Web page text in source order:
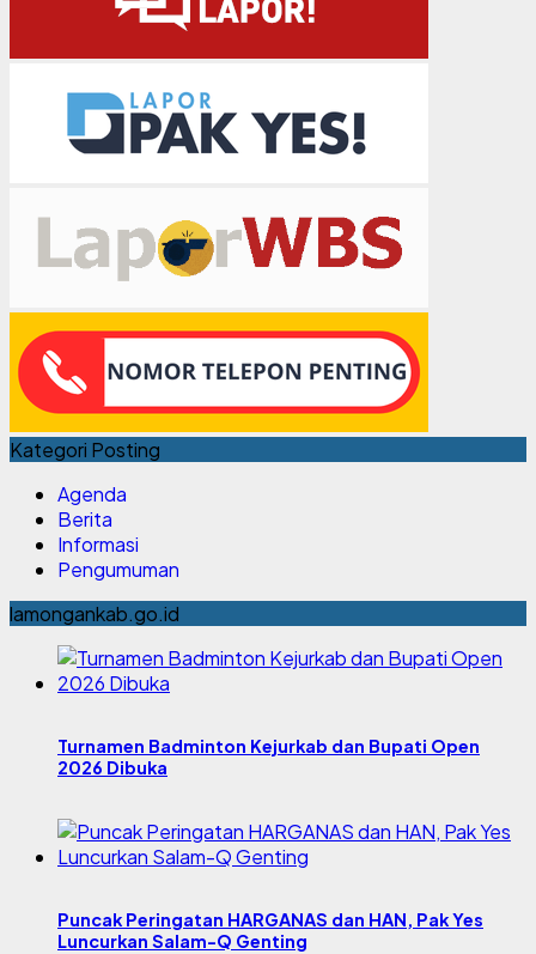
Kategori Posting
Agenda
Berita
Informasi
Pengumuman
lamongankab.go.id
Turnamen Badminton Kejurkab dan Bupati Open
2026 Dibuka
Puncak Peringatan HARGANAS dan HAN, Pak Yes
Luncurkan Salam-Q Genting